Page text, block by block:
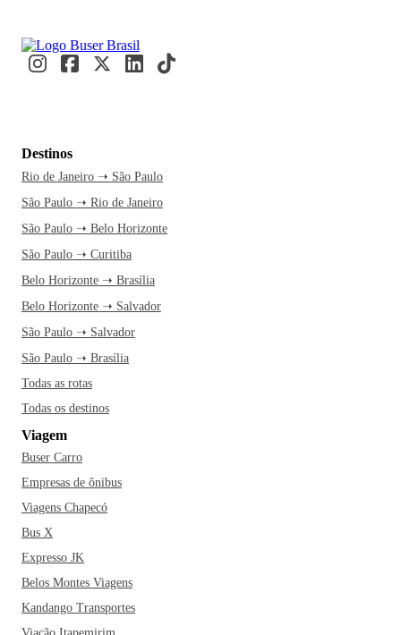
Destinos
Rio de Janeiro ➝ São Paulo
São Paulo ➝ Rio de Janeiro
São Paulo ➝ Belo Horizonte
São Paulo ➝ Curitiba
Belo Horizonte ➝ Brasília
Belo Horizonte ➝ Salvador
São Paulo ➝ Salvador
São Paulo ➝ Brasília
Todas as rotas
Todas os destinos
Viagem
Buser Carro
Empresas de ônibus
Viagens Chapecó
Bus X
Expresso JK
Belos Montes Viagens
Kandango Transportes